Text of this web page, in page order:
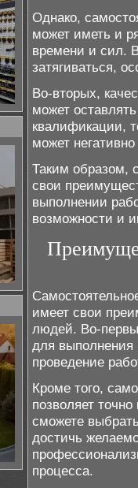
Однако,
может иметь и
времени и сил.
затягиваться,
Во-вторых,
может
квалификации,
может
Таким образом,
свои
выполнении
возможности и
имеет свои
людей. Во-
для выполнения
проведение
Кроме того,
позволяет
сможете
достичь
процесса.